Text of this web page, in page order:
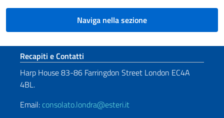
Naviga nella sezione
Sezione footer
Recapiti e Contatti
Harp House 83-86 Farringdon Street London EC4A
4BL.
Email: consolato.londra@esteri.it